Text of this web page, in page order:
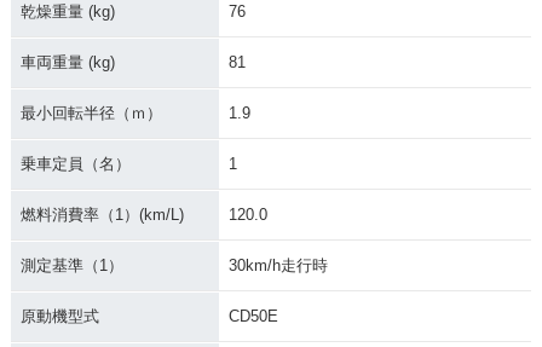
1970年 BENLY CD
1970年 BENLY CD
乾燥重量 (kg) 76
車両重量 (kg) 81
最小回転半径（ｍ） 1.9
乗車定員（名） 1
燃料消費率（1）(km/L) 120.0
測定基準（1） 30km/h走行時
原動機型式 CD50E